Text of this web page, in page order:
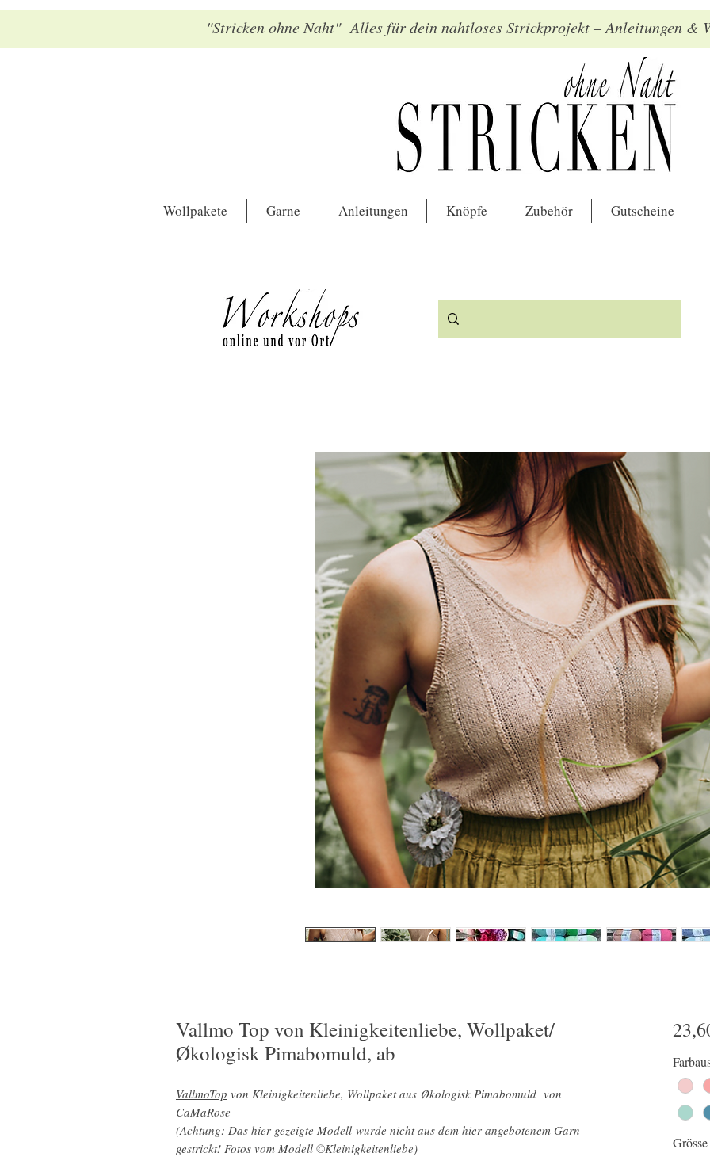
"Stricken ohne Naht" Alles für dein nahtloses Strickprojekt – Anleitungen &
Wollpakete Garne Anleitungen Knöpfe Zubehör Gutscheine
Vallmo Top von Kleinigkeitenliebe, Wollpaket/
Økologisk Pimabomuld, ab
VallmoTop von Kleinigkeitenliebe, Wollpaket aus Økologisk Pimabomuld von
CaMaRose
(Achtung: Das hier gezeigte Modell wurde nicht aus dem hier angebotenem Garn
gestrickt! Fotos vom Modell ©Kleinigkeitenliebe)
Grösse